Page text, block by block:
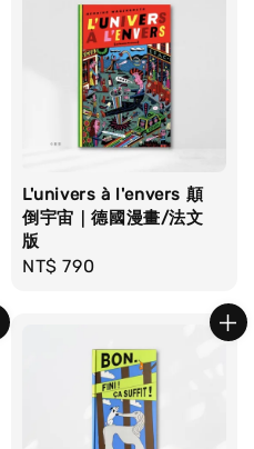
L'univers à l'envers 顛
倒宇宙｜德國漫畫/法文
版
Regular
NT$ 790